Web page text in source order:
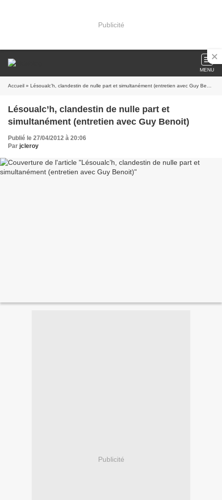
Publicité
MENU
Accueil » Lésoualc’h, clandestin de nulle part et simultanément (entretien avec Guy Benoit)
Lésoualc’h, clandestin de nulle part et
simultanément (entretien avec Guy Benoit)
Publié le 27/04/2012 à 20:06
Par jcleroy
Publicité